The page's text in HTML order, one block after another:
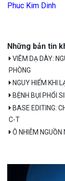
Phuc Kim Dinh
Những bản tin
VIÊM DẠ DÀY:
PHÒNG
NGUY HIỂM KHI
BỆNH BỤI PHỔI
BASE EDITING:
C-T
Ô NHIỄM